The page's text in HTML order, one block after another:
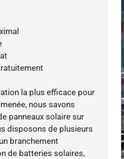
la plus efficace pour
nous savons
panneaux solaire sur
disposons de plusieurs
branchement
de batteries solaires,